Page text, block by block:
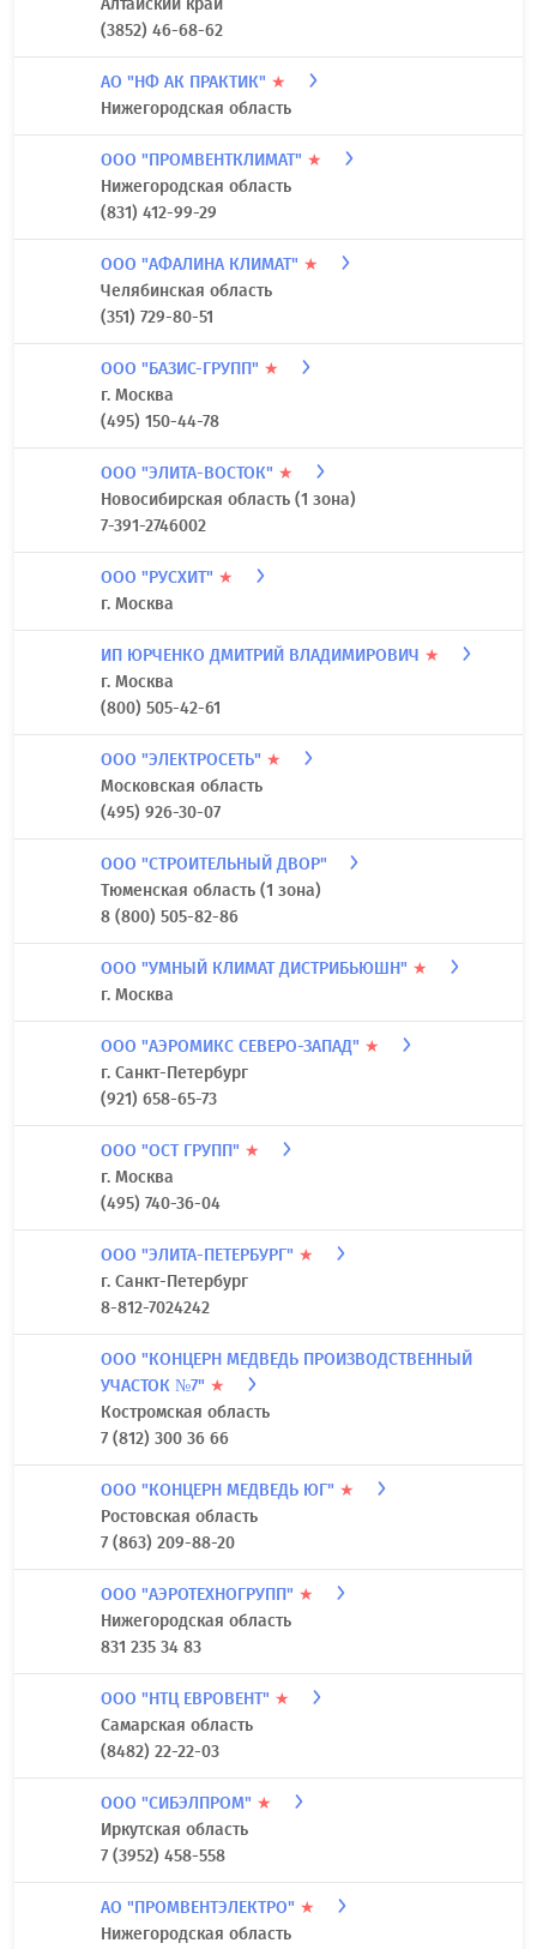
Алтайский край
(3852) 46-68-62
АО "НФ АК ПРАКТИК" ★
Нижегородская область
ООО "ПРОМВЕНТКЛИМАТ" ★
Нижегородская область
(831) 412-99-29
ООО "АФАЛИНА КЛИМАТ" ★
Челябинская область
(351) 729-80-51
ООО "БАЗИС-ГРУПП" ★
г. Москва
(495) 150-44-78
ООО "ЭЛИТА-ВОСТОК" ★
Новосибирская область (1 зона)
7-391-2746002
ООО "РУСХИТ" ★
г. Москва
ИП ЮРЧЕНКО ДМИТРИЙ ВЛАДИМИРОВИЧ ★
г. Москва
(800) 505-42-61
ООО "ЭЛЕКТРОСЕТЬ" ★
Московская область
(495) 926-30-07
ООО "СТРОИТЕЛЬНЫЙ ДВОР"
Тюменская область (1 зона)
8 (800) 505-82-86
ООО "УМНЫЙ КЛИМАТ ДИСТРИБЬЮШН" ★
г. Москва
ООО "АЭРОМИКС СЕВЕРО-ЗАПАД" ★
г. Санкт-Петербург
(921) 658-65-73
ООО "ОСТ ГРУПП" ★
г. Москва
(495) 740-36-04
ООО "ЭЛИТА-ПЕТЕРБУРГ" ★
г. Санкт-Петербург
8-812-7024242
ООО "КОНЦЕРН МЕДВЕДЬ ПРОИЗВОДСТВЕННЫЙ
УЧАСТОК №7" ★
Костромская область
7 (812) 300 36 66
ООО "КОНЦЕРН МЕДВЕДЬ ЮГ" ★
Ростовская область
7 (863) 209-88-20
ООО "АЭРОТЕХНОГРУПП" ★
Нижегородская область
831 235 34 83
ООО "НТЦ ЕВРОВЕНТ" ★
Самарская область
(8482) 22-22-03
ООО "СИБЭЛПРОМ" ★
Иркутская область
7 (3952) 458-558
АО "ПРОМВЕНТЭЛЕКТРО" ★
Нижегородская область